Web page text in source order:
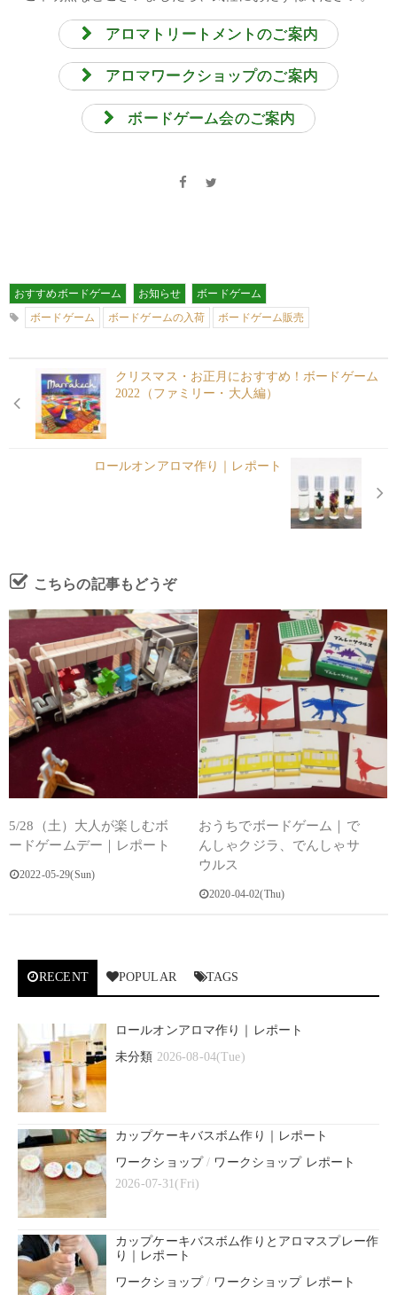
アロマトリートメントのご案内
アロマワークショップのご案内
ボードゲーム会のご案内
おすすめボードゲーム お知らせ
ボードゲーム
ボードゲーム
ボードゲームの入荷 ボードゲーム販売
クリスマス・お正月におすすめ！ボードゲーム
2022（ファミリー・大人編）
ロールオンアロマ作り｜レポート
こちらの記事もどうぞ
5/28（土）大人が楽しむボ
ードゲームデー｜レポート
2022-05-29(Sun)
おうちでボードゲーム｜で
んしゃクジラ、でんしゃサ
ウルス
2020-04-02(Thu)
RECENT POPULAR TAGS
ロールオンアロマ作り｜レポート
未分類 2026-08-04(Tue)
カップケーキバスボム作り｜レポート
ワークショップ/ ワークショップ レポート
2026-07-31(Fri)
カップケーキバスボム作りとアロマスプレー作
り｜レポート
ワークショップ/ ワークショップ レポート